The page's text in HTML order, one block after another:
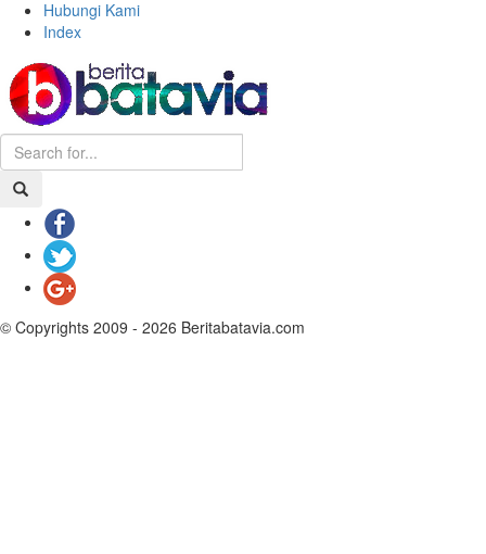
Hubungi Kami
Index
© Copyrights 2009 - 2026 Beritabatavia.com